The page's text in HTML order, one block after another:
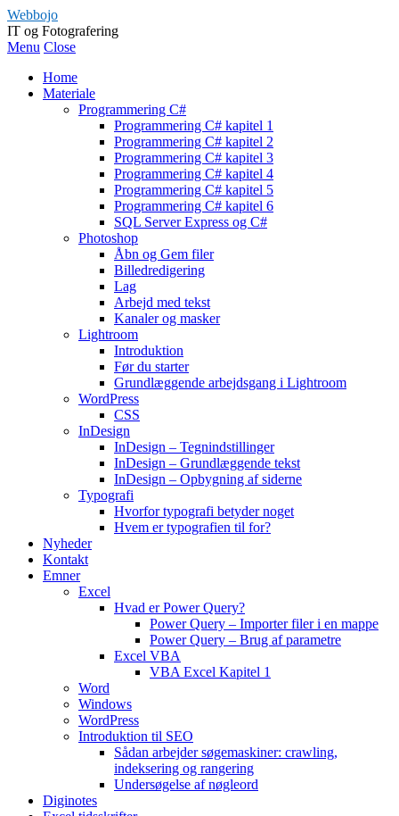
Webbojo
IT og Fotografering
Menu Close
Home
Materiale
Programmering C#
Programmering C# kapitel 1
Programmering C# kapitel 2
Programmering C# kapitel 3
Programmering C# kapitel 4
Programmering C# kapitel 5
Programmering C# kapitel 6
SQL Server Express og C#
Photoshop
Åbn og Gem filer
Billedredigering
Lag
Arbejd med tekst
Kanaler og masker
Lightroom
Introduktion
Før du starter
Grundlæggende arbejdsgang i Lightroom
WordPress
CSS
InDesign
InDesign – Tegnindstillinger
InDesign – Grundlæggende tekst
InDesign – Opbygning af siderne
Typografi
Hvorfor typografi betyder noget
Hvem er typografien til for?
Nyheder
Kontakt
Emner
Excel
Hvad er Power Query?
Power Query – Importer filer i en mappe
Power Query – Brug af parametre
Excel VBA
VBA Excel Kapitel 1
Word
Windows
WordPress
Introduktion til SEO
Sådan arbejder søgemaskiner: crawling,
indeksering og rangering
Undersøgelse af nøgleord
Diginotes